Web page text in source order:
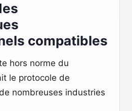
compatibles
hors norme du
le protocole de
nombreuses industries